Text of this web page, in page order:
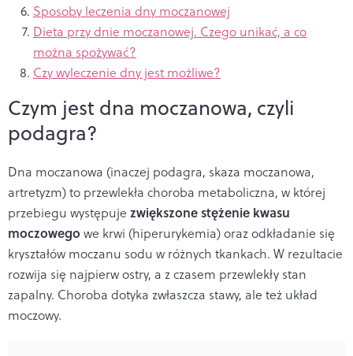
Sposoby leczenia dny moczanowej
Dieta przy dnie moczanowej. Czego unikać, a co
można spożywać?
Czy wyleczenie dny jest możliwe?
Czym jest dna moczanowa, czyli
podagra?
Dna moczanowa (inaczej podagra, skaza moczanowa,
artretyzm) to przewlekła choroba metaboliczna, w której
przebiegu występuje zwiększone stężenie kwasu
moczowego we krwi (hiperurykemia) oraz odkładanie się
kryształów moczanu sodu w różnych tkankach. W rezultacie
rozwija się najpierw ostry, a z czasem przewlekły stan
zapalny. Choroba dotyka zwłaszcza stawy, ale też układ
moczowy.